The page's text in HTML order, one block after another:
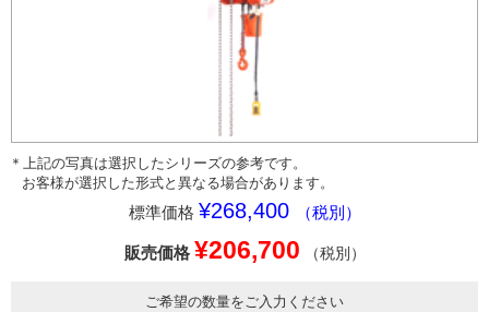
＊上記の写真は選択したシリーズの参考です。
お客様が選択した形式と異なる場合があります。
標準価格 ¥268,400 （税別）
販売価格 ¥206,700 （税別）
ご希望の数量をご入力ください